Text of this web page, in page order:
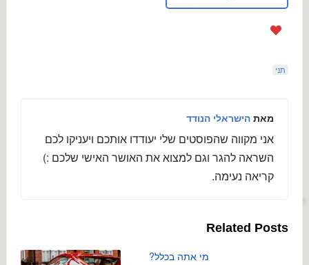
תני
מאת הישראלי הנודד
אני מקווה שהפוסטים שלי יעודדו אותכם ויעניקו לכם
השראה להגר וגם למצוא את האושר האישי שלכם :)
קריאה נעימה.
Related Posts
מי אתה בכלל?